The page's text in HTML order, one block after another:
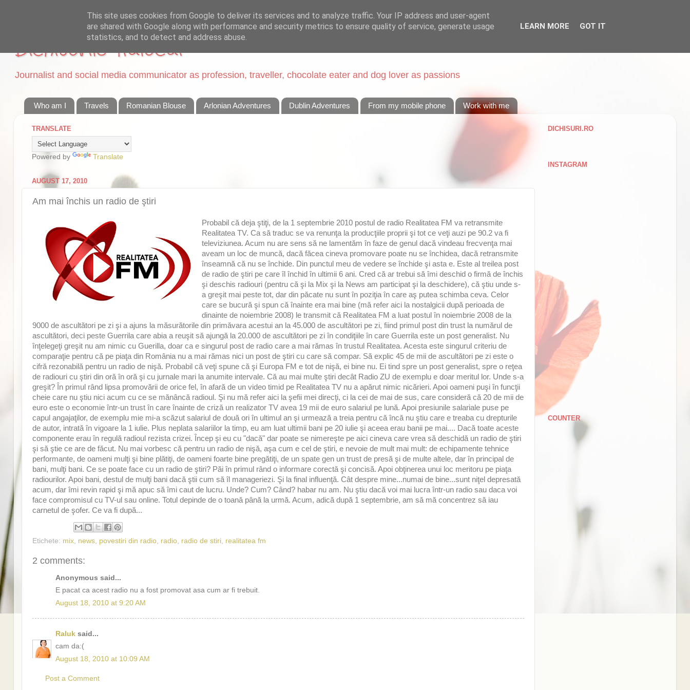
Dichisurile Ralucai
Journalist and social media communicator as profession, traveller, chocolate eater and dog lover as passions
Who am I Travels Romanian Blouse Arlonian Adventures Dublin Adventures From my mobile phone Work with me
TRANSLATE
Powered by Translate
AUGUST 17, 2010
Am mai închis un radio de ştiri
Probabil că deja ştiţi, de la 1 septembrie 2010 postul de radio Realitatea FM va retransmite
Realitatea TV. Ca să traduc se va renunţa la producţiile proprii şi tot ce veţi auzi pe 90.2 va fi
televiziunea. Acum nu are sens să ne lamentăm în faze de genul dacă vindeau frecvenţa mai
aveam un loc de muncă, dacă făcea cineva promovare poate nu se închidea, dacă retransmite
înseamnă că nu se închide. Din punctul meu de vedere se închide şi asta e. Este al treilea post
de radio de ştiri pe care îl închid în ultimii 6 ani. Cred că ar trebui să îmi deschid o firmă de închis
şi deschis radiouri (pentru că şi la Mix şi la News am participat şi la deschidere), că ştiu unde s-
a greşit mai peste tot, dar din păcate nu sunt în poziţia în care aş putea schimba ceva. Celor
care se bucură şi spun că înainte era mai bine (mă refer aici la nostalgicii după perioada de
dinainte de noiembrie 2008) le transmit că Realitatea FM a luat postul în noiembrie 2008 de la
9000 de ascultători pe zi şi a ajuns la măsurătorile din primăvara acestui an la 45.000 de ascultători pe zi, fiind primul post din trust la numărul de
ascultători, deci peste Guerrila care abia a reuşit să ajungă la 20.000 de ascultători pe zi în condiţiile în care Guerrila este un post generalist. Nu
înţelegeţi greşit nu am nimic cu Guerilla, doar ca e singurul post de radio care a mai rămas în trustul Realitatea. Acesta este singurul criteriu de
comparaţie pentru că pe piaţa din România nu a mai rămas nici un post de ştiri cu care să compar. Să explic 45 de mii de ascultători pe zi este o
cifră rezonabilă pentru un radio de nişă. Probabil că veţi spune că şi Europa FM e tot de nişă, ei bine nu. Ei tind spre un post generalist, spre o reţea
de radiouri cu ştiri din oră în oră şi cu jurnale mari la anumite intervale. Că au mai multe ştiri decât Radio ZU de exemplu e doar meritul lor. Unde s-a
greşit? În primul rând lipsa promovării de orice fel, în afară de un video timid pe Realitatea TV nu a apărut nimic nicărieri. Apoi oameni puşi în funcţii
cheie care nu ştiu nici acum cu ce se mănâncă radioul. Şi nu mă refer aici la şefii mei direcţi, ci la cei de mai de sus, care consideră că 20 de mii de
euro este o economie într-un trust în care înainte de criză un realizator TV avea 19 mii de euro salariul pe lună. Apoi presiunile salariale puse pe
capul angajaţilor, de exemplu mie mi-a scăzut salariul de două ori în ultimul an şi urmează a treia pentru că încă nu ştiu care e treaba cu drepturile
de autor, intrată în vigoare la 1 iulie. Plus neplata salariilor la timp, eu am luat ultimii bani pe 20 iulie şi aceea erau banii pe mai.... Dacă toate aceste
componente erau în regulă radioul rezista crizei. Încep şi eu cu "dacă" dar poate se nimereşte pe aici cineva care vrea să deschidă un radio de ştiri
şi să ştie ce are de făcut. Nu mai vorbesc că pentru un radio de nişă, aşa cum e cel de ştiri, e nevoie de mult mai mult: de echipamente tehnice
performante, de oameni mulţi şi bine plătiţi, de oameni foarte bine pregătiţi, de un spate gen un trust de presă şi de multe altele, dar în principal de
bani, mulţi bani. Ce se poate face cu un radio de ştiri? Păi în primul rând o informare corectă şi concisă. Apoi obţinerea unui loc meritoru pe piaţa
radiourilor. Apoi bani, destul de mulţi bani dacă ştii cum să îl manageriezi. Şi la final influenţă. Cât despre mine...numai de bine...sunt niţel depresată
acum, dar îmi revin rapid şi mă apuc să îmi caut de lucru. Unde? Cum? Când? habar nu am. Nu ştiu dacă voi mai lucra într-un radio sau daca voi
face compromisul cu TV-ul sau online. Totul depinde de o toană până la urmă. Acum, adică după 1 septembrie, am să mă concentrez să iau
carnetul de şofer. Ce va fi după...
Etichete: mix, news, povestiri din radio, radio, radio de stiri, realitatea fm
2 comments:
Anonymous said...
E pacat ca acest radio nu a fost promovat asa cum ar fi trebuit.
August 18, 2010 at 9:20 AM
Raluk said...
cam da:(
August 18, 2010 at 10:09 AM
Post a Comment
DICHISURI.RO
INSTAGRAM
COUNTER
This site uses cookies from Google to deliver its services and to analyze traffic. Your IP address and user-agent
are shared with Google along with performance and security metrics to ensure quality of service, generate usage
statistics, and to detect and address abuse.
LEARN MORE GOT IT